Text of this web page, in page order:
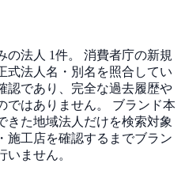
の法人 1件。 消費者庁の新規
式法人名・別名を照合してい
認であり、完全な過去履歴や
ではありません。 ブランド本
きた地域法人だけを検索対象
施工店を確認するまでブラン
いません。